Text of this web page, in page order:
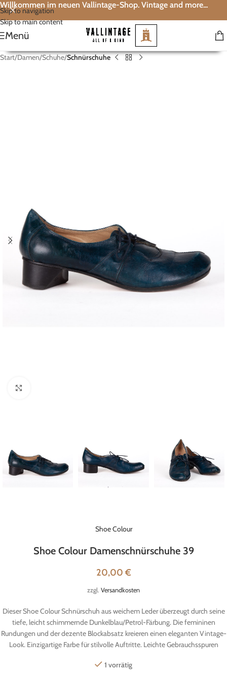
Skip to navigation
Skip to main content
Willkommen im neuen Vallintage-Shop. Vintage and more...
Menü
Start Damen Schuhe Schnürschuhe
Shoe Colour
Shoe Colour Damenschnürschuhe 39
20,00 €
zzgl. Versandkosten
Dieser Shoe Colour Schnürschuh aus weichem Leder überzeugt durch seine
tiefe, leicht schimmernde Dunkelblau/Petrol-Färbung. Die femininen
Rundungen und der dezente Blockabsatz kreieren einen eleganten Vintage-
Look. Einzigartige Farbe für stilvolle Auftritte. Leichte Gebrauchsspuren
1 vorrätig